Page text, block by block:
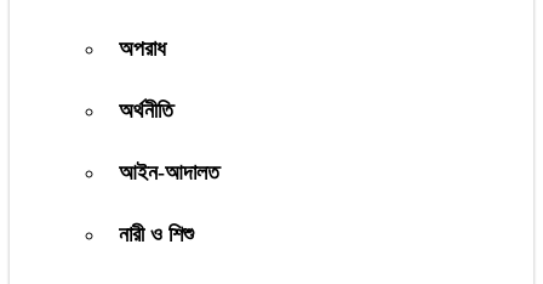
অপরাধ
অর্থনীতি
আইন-আদালত
নারী ও শিশু